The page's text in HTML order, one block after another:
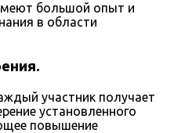
большой опыт и
в области
участник получает
установленного
повышение